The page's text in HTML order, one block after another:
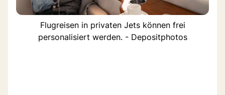
Flugreisen in privaten Jets können frei
personalisiert werden. - Depositphotos